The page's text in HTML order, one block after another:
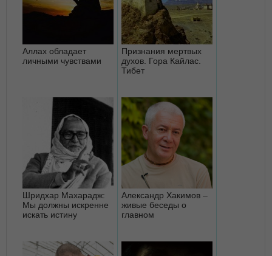
Аллах обладает
личными чувствами
Признания мертвых
духов. Гора Кайлас.
Тибет
Шридхар Махарадж:
Мы должны искренне
искать истину
Александр Хакимов –
живые беседы о
главном